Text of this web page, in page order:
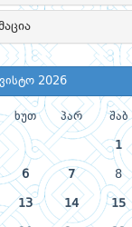
2026
ხუთ პარ შაბ
1
6 7 8
13 14 15